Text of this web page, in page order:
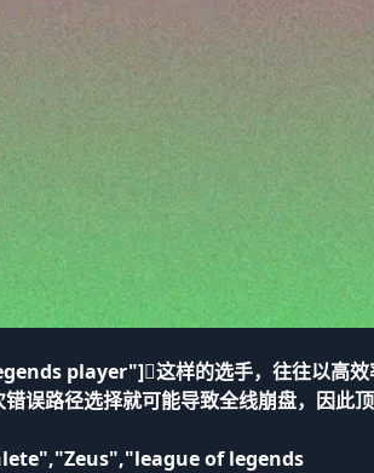
player"]这样的选手，往往以高效
误路径选择就可能导致全线崩盘，因此
of legends